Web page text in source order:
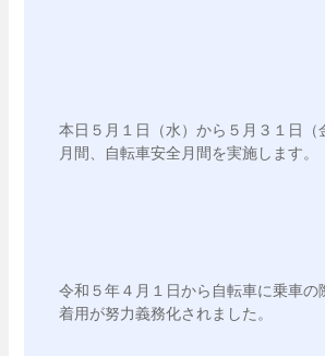
本日５月１日（水）から５月３１日（
月間、自転車安全月間を実施します。
令和５年４月１日から自転車に乗車の
着用が努力義務化されました。